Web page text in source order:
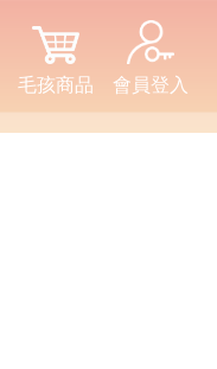
毛孩商品 會員登入